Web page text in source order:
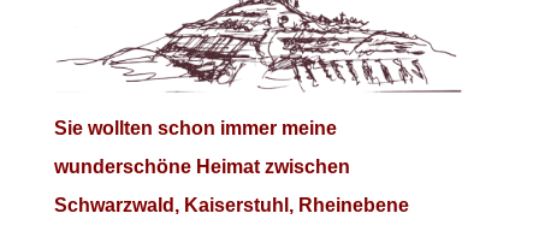
Sie wollten schon immer meine
wunderschöne Heimat zwischen
Schwarzwald, Kaiserstuhl, Rheinebene